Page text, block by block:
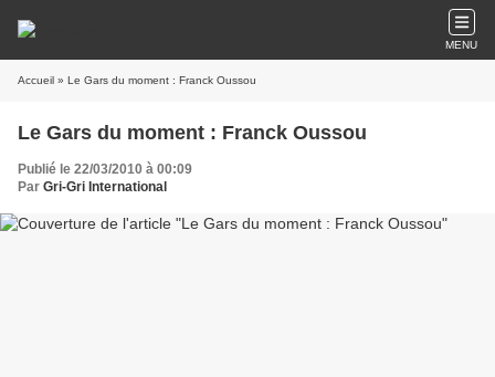
MENU
Accueil » Le Gars du moment : Franck Oussou
Le Gars du moment : Franck Oussou
Publié le 22/03/2010 à 00:09
Par Gri-Gri International